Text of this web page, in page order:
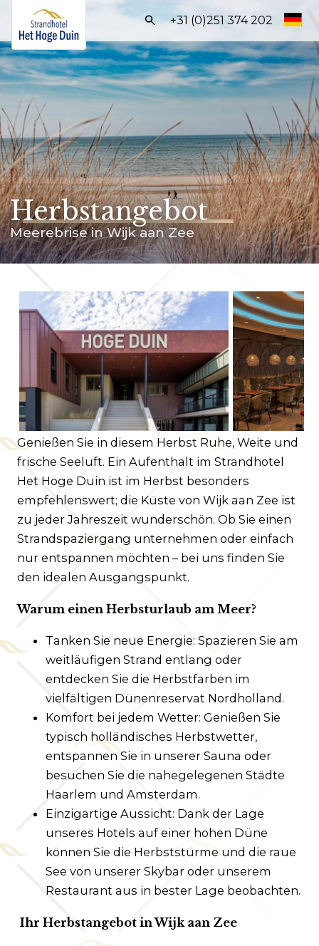
Frontend
search:
+31 (0)251 374 202
Home
Zimmer
Arrangements
Geschäftsbereich
Festliche Anlässe
Einrichtungen
Umgebung
Kundenservice
Häufig gestellte Fragen
Kontakt
Route
Herbstangebot
Meerebrise in Wijk aan Zee
Genießen Sie in diesem Herbst Ruhe, Weite und
frische Seeluft. Ein Aufenthalt im Strandhotel
Het Hoge Duin ist im Herbst besonders
empfehlenswert; die Küste von Wijk aan Zee ist
zu jeder Jahreszeit wunderschön. Ob Sie einen
Strandspaziergang unternehmen oder einfach
nur entspannen möchten – bei uns finden Sie
den idealen Ausgangspunkt.
Warum einen Herbsturlaub am Meer?
Tanken Sie neue Energie: Spazieren Sie am
weitläufigen Strand entlang oder
entdecken Sie die Herbstfarben im
vielfältigen Dünenreservat Nordholland.
Komfort bei jedem Wetter: Genießen Sie
typisch holländisches Herbstwetter,
entspannen Sie in unserer Sauna oder
besuchen Sie die nahegelegenen Städte
Haarlem und Amsterdam.
Einzigartige Aussicht: Dank der Lage
unseres Hotels auf einer hohen Düne
können Sie die Herbststürme und die raue
See von unserer Skybar oder unserem
Restaurant aus in bester Lage beobachten.
Ihr Herbstangebot in Wijk aan Zee